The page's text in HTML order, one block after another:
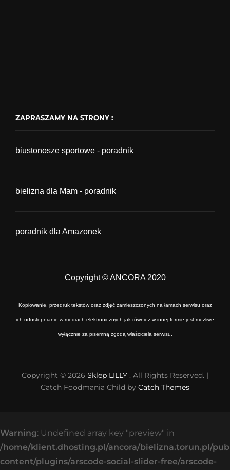
ZAPRASZAMY NA STRONY :
biustonosze sportowe - poradnik
bielizna dla Mam - poradnik
poradnik dla Amazonek
Copyright © ANCORA 2020
Kopiowanie, przedruk tekstów oraz zdjęć zamieszczonych na łamach serwisu oraz
ich udostępnianie w mediach elektronicznych jak również w innej formie jest możliwe
wyłącznie za pisemną zgodą właściciela serwisu.
Copyright © 2026 Sklep LILLY . All Rights Reserved. |
Catch Foodmania Child by Catch Themes
Warning: Undefined array key "preview" in
/home/klient.dhosting.pl/ancora/bielizna.torun.pl/
content/plugins/arscode-social-slider-free/arscode-